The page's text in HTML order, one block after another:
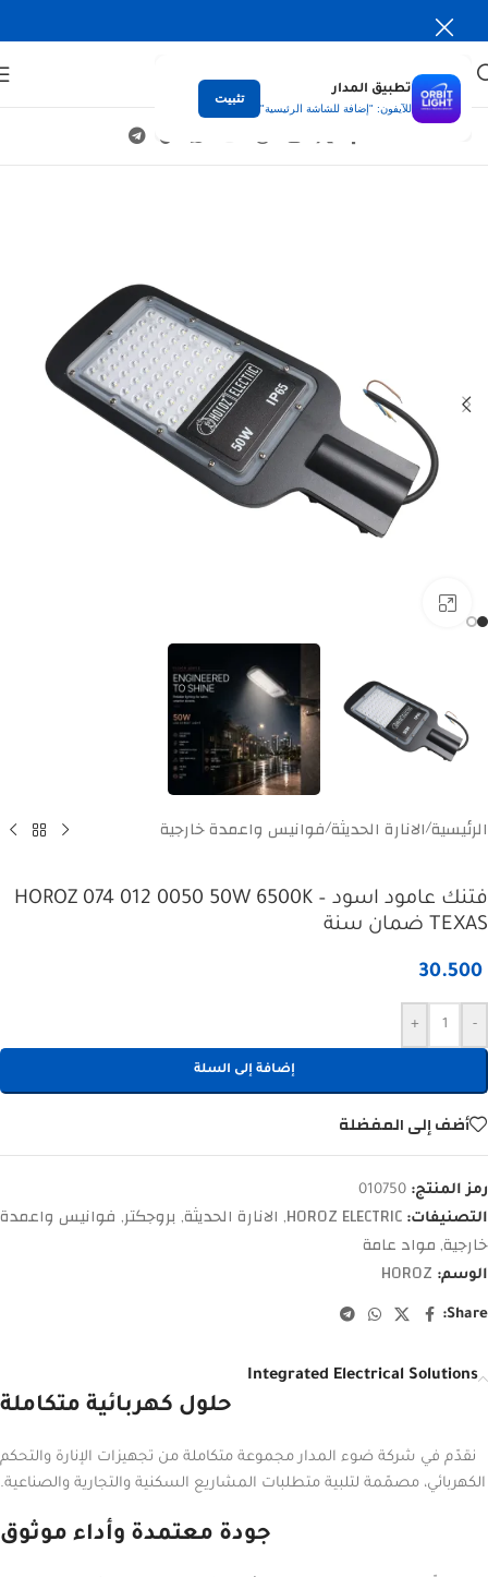
تطبيق المدار
للآيفون: "إضافة للشاشة الرئيسية"
تثبيت
الرئيسية/الانارة الحديثة/فوانيس واعمدة خارجية
فتنك عامود اسود HOROZ 074 012 0050 50W 6500K –
TEXAS ضمان سنة
30.500
-
+
إضافة إلى السلة
أضف إلى المفضلة
رمز المنتج: 010750
التصنيفات: HOROZ ELECTRIC
, الانارة الحديثة, بروجكتر, فوانيس واعمدة
خارجية, مواد عامة
الوسم: HOROZ
Share:
Integrated Electrical Solutions
حلول كهربائية متكاملة
نقدّم في شركة ضوء المدار مجموعة متكاملة من تجهيزات الإنارة والتحكم
الكهربائي، مصمّمة لتلبية متطلبات المشاريع السكنية والتجارية والصناعية.
جودة معتمدة وأداء موثوق